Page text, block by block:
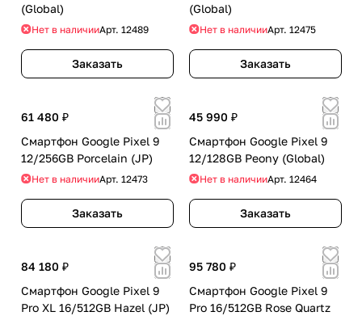
(Global)
Нет в наличииАрт. 12489
Заказать
(Global)
Нет в наличииАрт. 12475
Заказать
61 480 ₽
Смартфон Google Pixel 9
12/256GB Porcelain (JP)
Нет в наличииАрт. 12473
Заказать
45 990 ₽
Смартфон Google Pixel 9
12/128GB Peony (Global)
Нет в наличииАрт. 12464
Заказать
84 180 ₽
Смартфон Google Pixel 9
Pro XL 16/512GB Hazel (JP)
95 780 ₽
Смартфон Google Pixel 9
Pro 16/512GB Rose Quartz